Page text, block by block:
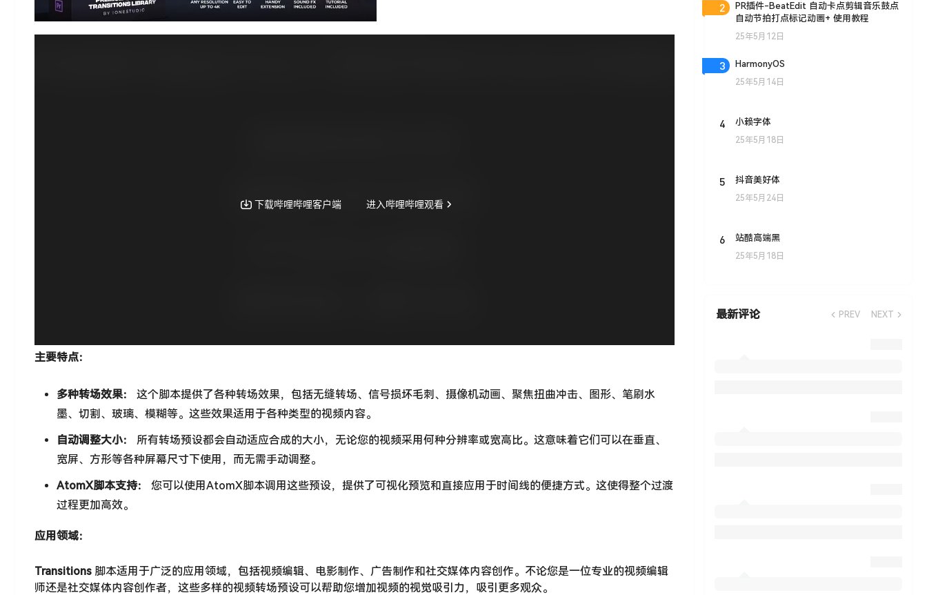
主要特点：
多种转场效果：
这个脚本提供了各种转场效果，包括无缝转场、信号损坏毛刺、摄像机动画、聚焦扭曲冲击、图形、笔刷水
墨、切割、玻璃、模糊等。这些效果适用于各种类型的视频内容。
自动调整大小：
所有转场预设都会自动适应合成的大小，无论您的视频采用何种分辨率或宽高比。这意味着它们可以在垂直、
宽屏、方形等各种屏幕尺寸下使用，而无需手动调整。
AtomX脚本支持：
您可以使用AtomX脚本调用这些预设，提供了可视化预览和直接应用于时间线的便捷方式。这使得整个过渡
过程更加高效。
应用领域：
Transitions 脚本适用于广泛的应用领域，包括视频编辑、电影制作、广告制作和社交媒体内容创作。不论您是一位专业的视频编辑
师还是社交媒体内容创作者，这些多样的视频转场预设可以帮助您增加视频的视觉吸引力，吸引更多观众。
2
PR插件-BeatEdit 自动卡点剪辑音乐鼓点
自动节拍打点标记动画+ 使用教程
25年5月12日
3 HarmonyOS
25年5月14日
4 小赖字体
25年5月18日
5 抖音美好体
25年5月24日
6 站酷高端黑
25年5月18日
最新评论 PREV NEXT